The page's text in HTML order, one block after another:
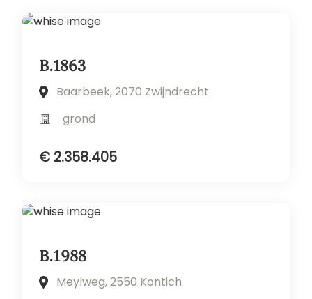
B.1863
Baarbeek, 2070 Zwijndrecht
grond
€ 2.358.405
B.1988
Meylweg, 2550 Kontich